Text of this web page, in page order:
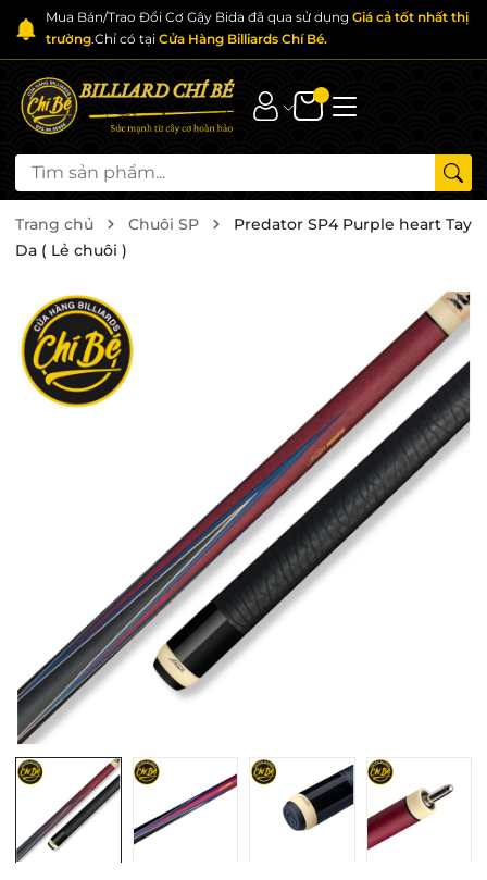
Mua Bán/Trao Đổi Cơ Gậy Bida đã qua sử dụng Giá cả tốt nhất thị
trường.Chỉ có tại Cửa Hàng Billiards Chí Bé.
Trang chủ Chuôi SP
Predator SP4 Purple heart Tay
Da ( Lẻ chuôi )